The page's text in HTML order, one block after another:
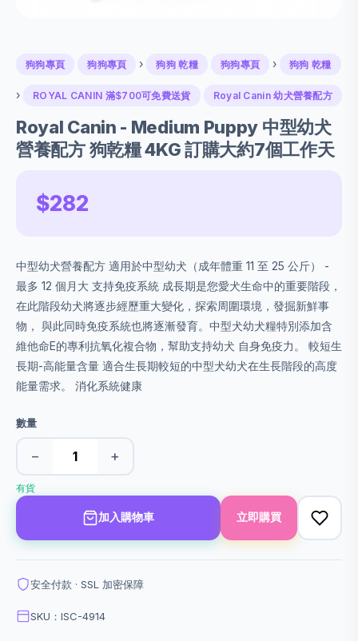
狗狗專頁 狗狗專頁 › 狗狗 乾糧 狗狗專頁 › 狗狗 乾糧
› ROYAL CANIN 滿$700可免費送貨 Royal Canin 幼犬營養配方
Royal Canin - Medium Puppy 中型幼犬
營養配方 狗乾糧 4KG 訂購大約7個工作天
$282
中型幼犬營養配方 適用於中型幼犬（成年體重 11 至 25 公斤） -
最多 12 個月大 支持免疫系統 成長期是您愛犬生命中的重要階段，
在此階段幼犬將逐步經歷重大變化，探索周圍環境，發掘新鮮事
物， 與此同時免疫系統也將逐漸發育。中型犬幼犬糧特別添加含
維他命E的專利抗氧化複合物，幫助支持幼犬 自身免疫力。 較短生
長期-高能量含量 適合生長期較短的中型犬幼犬在生長階段的高度
能量需求。 消化系統健康
數量
− +
有貨
加入購物車 立即購買
安全付款 · SSL 加密保障
SKU：ISC-4914